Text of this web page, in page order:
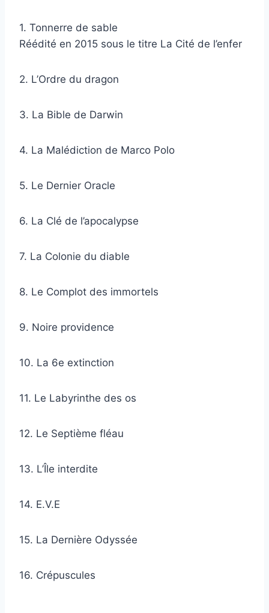
1. Tonnerre de sable
Réédité en 2015 sous le titre La Cité de l’enfer
2. L’Ordre du dragon
3. La Bible de Darwin
4. La Malédiction de Marco Polo
5. Le Dernier Oracle
6. La Clé de l’apocalypse
7. La Colonie du diable
8. Le Complot des immortels
9. Noire providence
10. La 6e extinction
11. Le Labyrinthe des os
12. Le Septième fléau
13. L’Île interdite
14. E.V.E
15. La Dernière Odyssée
16. Crépuscules